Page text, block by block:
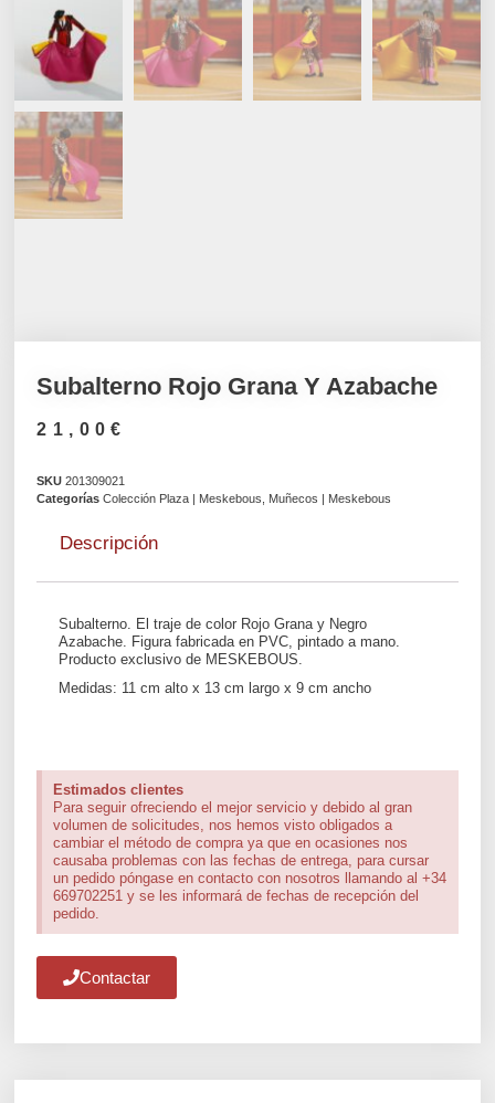
Subalterno Rojo Grana Y Azabache
21,00€
SKU201309021
Categorías Colección Plaza | Meskebous, Muñecos | Meskebous
Descripción
Subalterno. El traje de color Rojo Grana y Negro
Azabache. Figura fabricada en PVC, pintado a mano.
Producto exclusivo de MESKEBOUS.
Medidas: 11 cm alto x 13 cm largo x 9 cm ancho
Estimados clientes
Para seguir ofreciendo el mejor servicio y debido al gran
volumen de solicitudes, nos hemos visto obligados a
cambiar el método de compra ya que en ocasiones nos
causaba problemas con las fechas de entrega, para cursar
un pedido póngase en contacto con nosotros llamando al +34
669702251 y se les informará de fechas de recepción del
pedido.
Contactar